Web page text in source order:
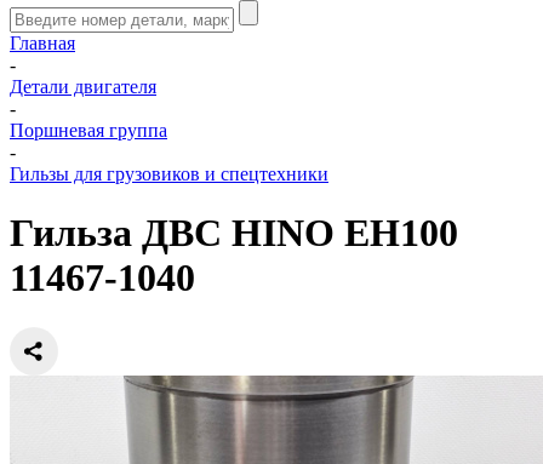
Главная
-
Детали двигателя
-
Поршневая группа
-
Гильзы для грузовиков и спецтехники
Гильза ДВС HINO EH100
11467-1040